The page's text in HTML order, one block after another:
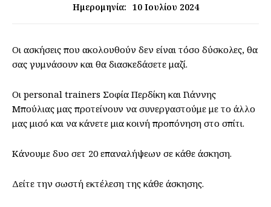
Ημερομηνία: 10 Ιουλίου 2024
Οι ασκήσεις που ακολουθούν δεν είναι τόσο δύσκολες, θα
σας γυμνάσουν και θα διασκεδάσετε μαζί.
Οι personal trainers Σοφία Περδίκη και Γιάννης
Μπούλιας μας προτείνουν να συνεργαστούμε με το άλλο
μας μισό και να κάνετε μια κοινή προπόνηση στο σπίτι.
Κάνουμε δυο σετ 20 επαναλήψεων σε κάθε άσκηση.
Δείτε την σωστή εκτέλεση της κάθε άσκησης.